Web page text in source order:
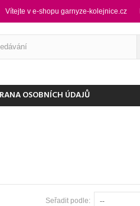
Vítejte v e-shopu garnyze-kolejnice.cz
OSOBNÍCH ÚDAJŮ
Seřadit podle: --